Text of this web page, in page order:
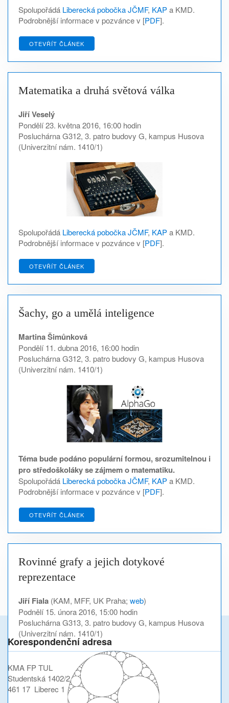
Spolupořádá Liberecká pobočka JČMF, KAPa KMD.
Podrobnější informace v pozvánce v [PDF].
OTEVŘÍT ČLÁNEK
Matematika a druhá světová válka
Jiří Veselý
Pondělí 23. května 2016, 16:00 hodin
Posluchárna G312, 3. patro budovy G, kampus Husova
(Univerzitní nám. 1410/1)
Spolupořádá Liberecká pobočka JČMF, KAPa KMD.
Podrobnější informace v pozvánce v [PDF].
OTEVŘÍT ČLÁNEK
Šachy, go a umělá inteligence
Martina Šimůnková
Pondělí 11. dubna 2016, 16:00 hodin
Posluchárna G312, 3. patro budovy G, kampus Husova
(Univerzitní nám. 1410/1)
Téma bude podáno populární formou, srozumitelnou i
pro středoškoláky se zájmem o matematiku.
Spolupořádá Liberecká pobočka JČMF, KAPa KMD.
Podrobnější informace v pozvánce v [PDF].
OTEVŘÍT ČLÁNEK
Rovinné grafy a jejich dotykové
reprezentace
Jiří Fiala (KAM, MFF, UK Praha; web)
Podnělí 15. února 2016, 15:00 hodin
Posluchárna G313, 3. patro budovy G, kampus Husova
(Univerzitní nám. 1410/1)
Korespondenční adresa
KMA FP TUL
Studentská 1402/2
461 17 Liberec 1